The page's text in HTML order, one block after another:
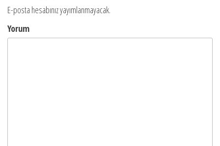
E-posta hesabınız yayımlanmayacak.
Yorum